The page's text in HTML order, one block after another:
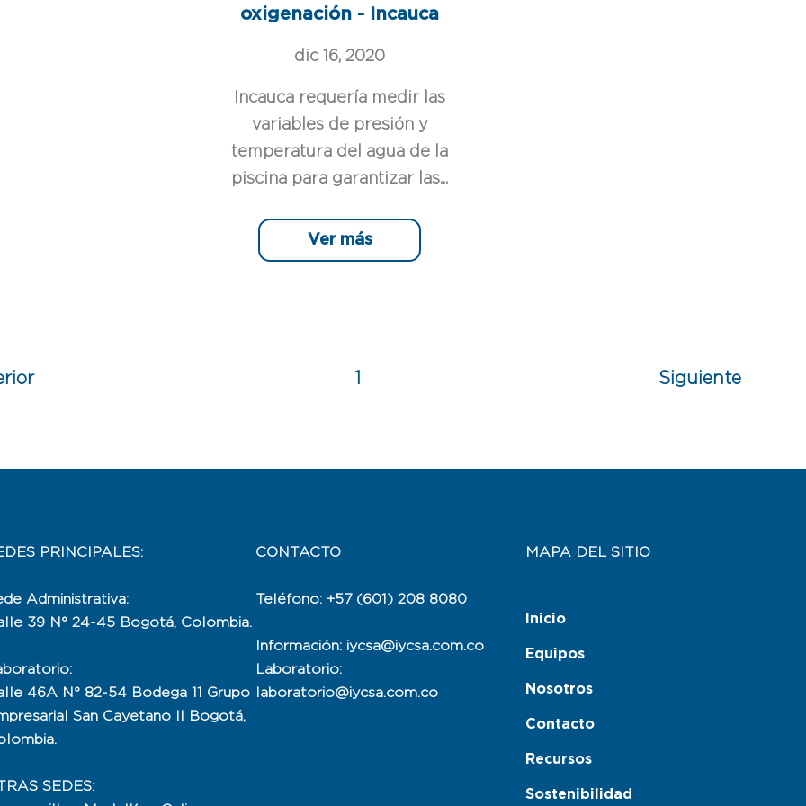
oxigenación - Incauca
dic 16, 2020
Incauca requería medir las
variables de presión y
temperatura del agua de la
piscina para garantizar las...
Ver más
1 Siguiente
PRINCIPALES:
Administrativa:
39 N° 24-45 Bogotá, Colombia.
46A N° 82-54 Bodega 11 Grupo
San Cayetano II Bogotá,
SEDES:
CONTACTO
Teléfono: +57 (601) 208 8080
Información: iycsa@iycsa.com.co
Laboratorio:
laboratorio@iycsa.com.co
MAPA DEL SITIO
Inicio
Equipos
Nosotros
Contacto
Recursos
Sostenibilidad